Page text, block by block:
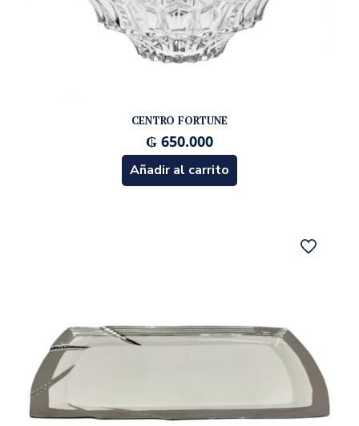
CENTRO FORTUNE
₲ 650.000
Añadir al carrito